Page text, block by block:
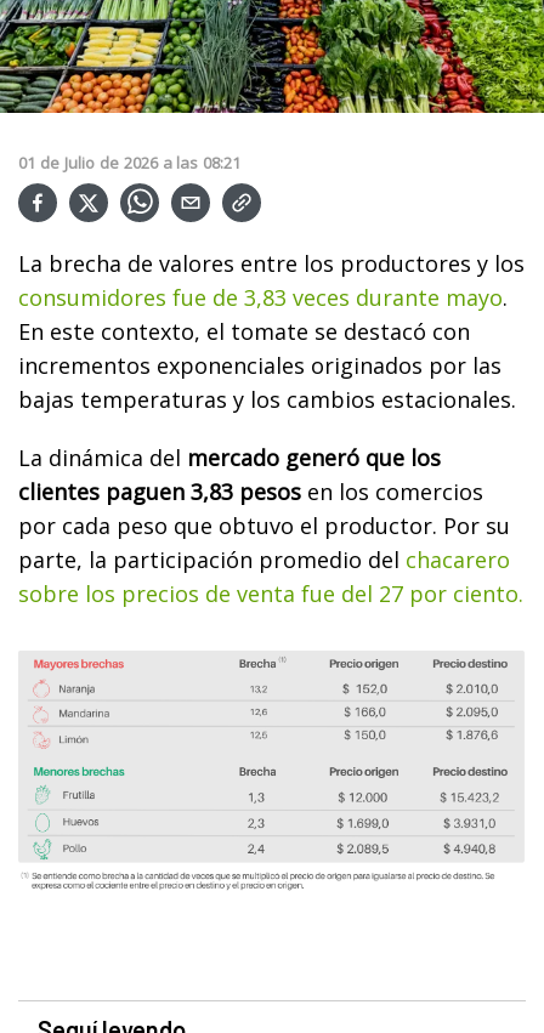
01 de Julio de 2026 a las 08:21
La brecha de valores entre los productores y los
consumidores fue de 3,83 veces durante mayo.
En este contexto, el tomate se destacó con
incrementos exponenciales originados por las
bajas temperaturas y los cambios estacionales.
La dinámica del mercado generó que los
clientes paguen 3,83 pesos en los comercios
por cada peso que obtuvo el productor. Por su
parte, la participación promedio del chacarero
sobre los precios de venta fue del 27 por ciento.